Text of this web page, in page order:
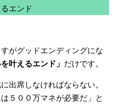
エンド
がグッドエンディングにな
叶えるエンド」 だけです。
出席しなければならない。
５００万マネが必要だ」と